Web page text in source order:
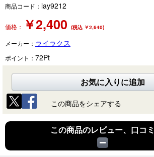
商品コード： lay9212
価格： ￥2,400 (税込 ￥2,640)
メーカー： ライラクス
ポイント： 72Pt
お気に入りに追加
この商品をシェアする
この商品のレビュー、口コミ